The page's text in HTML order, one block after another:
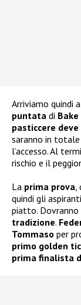
Arriviamo quindi
puntata di
pasticcere
saranno in totale
l’accesso. Al
rischio e il
La prima prova,
quindi gli
piatto. Dovranno
tradizione.
Tommaso per
primo golden
prima finalista